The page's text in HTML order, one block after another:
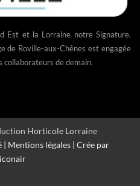
Est et la Lorraine notre Signature.
de Roville-aux-Chênes est engagée
collaborateurs de demain.
Horticole Lorraine
| Mentions légales | Crée par